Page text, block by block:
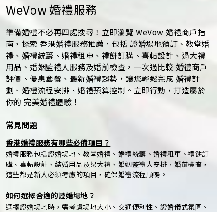
WeVow 婚禮服務
準備婚禮不必再四處搜尋！立即瀏覽 WeVow 婚禮商戶指
南，探索 香港婚禮服務推薦，包括 證婚場地預訂、教堂婚
禮、婚禮統籌、婚禮租車、禮餅訂購、喜帖設計、過大禮
用品、婚姻監禮人服務及婚前檢查，一次過比較 婚禮商戶
評價、優惠套餐、最新婚禮趨勢，讓您輕鬆完成 婚禮計
劃、婚禮流程安排、婚禮預算控制。立即行動，打造屬於
你的 完美婚禮體驗！
常見問題
香港婚禮服務有哪些必備項目？
婚禮服務包括證婚場地、教堂婚禮、婚禮統籌、婚禮租車、禮餅訂
購、喜帖設計、結婚用品及過大禮、婚姻監禮人安排、婚前檢查，
這些都是新人必須考慮的項目，確保婚禮流程順暢。
如何選擇合適的證婚場地？
選擇證婚場地時，需考慮場地大小、交通便利性、證婚儀式氛圍、